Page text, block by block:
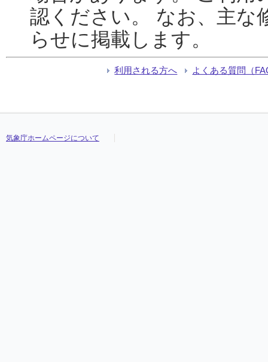
認ください。 なお、主な
らせに掲載します。
利用される方へ よくある質問（
気象庁ホームページについて